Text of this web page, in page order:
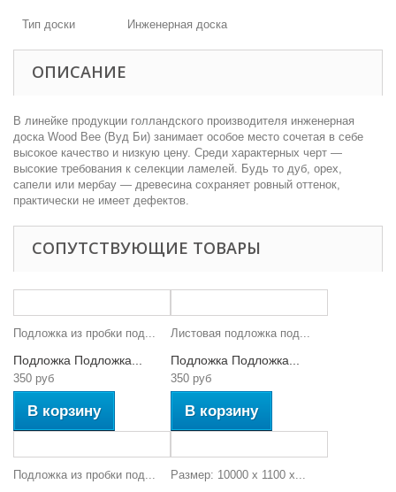
Тип доски Инженерная доска
ОПИСАНИЕ
В линейке продукции голландского производителя инженерная
доска Wood Bee (Вуд Би) занимает особое место сочетая в себе
высокое качество и низкую цену. Среди характерных черт —
высокие требования к селекции ламелей. Будь то дуб, орех,
сапели или мербау — древесина сохраняет ровный оттенок,
практически не имеет дефектов.
СОПУТСТВУЮЩИЕ ТОВАРЫ
Подложка из пробки под...
Подложка Подложка...
350 руб
В корзину
Листовая подложка под...
Подложка Подложка...
350 руб
В корзину
Подложка из пробки под... Размер: 10000 х 1100 x...